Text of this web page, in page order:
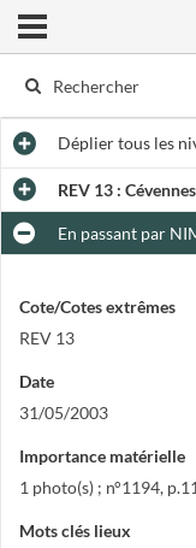
Ouvrir le menu déroulant
Dépliertous les
REV 13 :
En passant par
Cote/Cotes extrêmes
REV 13
Date
31/05/2003
Importance matérielle
1 photo(s) ; n°1194,
Mots clés lieux